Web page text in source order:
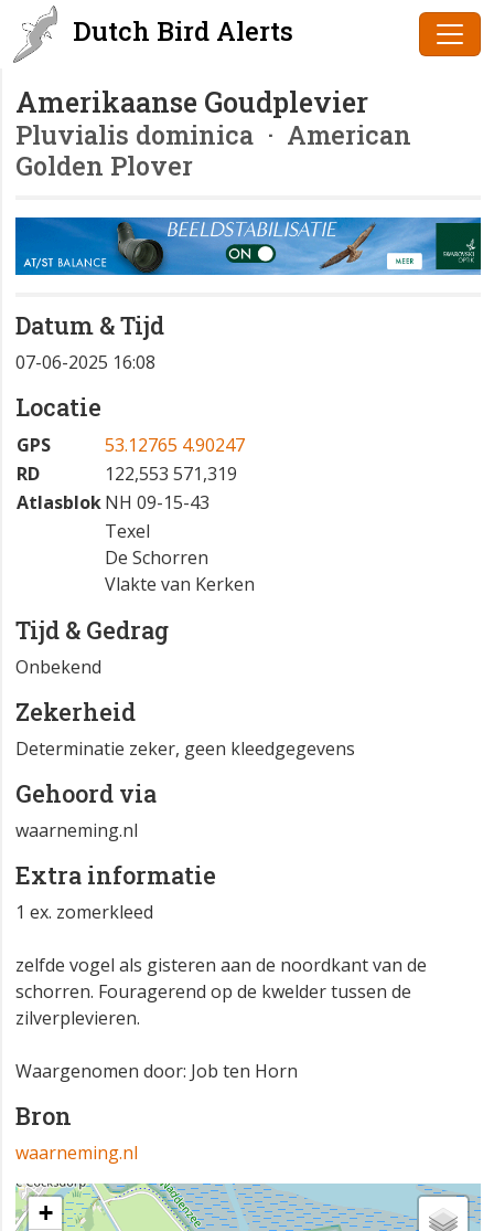
Dutch Bird Alerts
Amerikaanse Goudplevier
Pluvialis dominica · American
Golden Plover
Datum & Tijd
07-06-2025 16:08
Locatie
GPS
53.12765 4.90247
RD
122,553 571,319
AtlasblokNH 09-15-43
Texel
De Schorren
Vlakte van Kerken
Tijd & Gedrag
Onbekend
Zekerheid
Determinatie zeker, geen kleedgegevens
Gehoord via
waarneming.nl
Extra informatie
1 ex. zomerkleed
zelfde vogel als gisteren aan de noordkant van de
schorren. Fouragerend op de kwelder tussen de
zilverplevieren.
Waargenomen door: Job ten Horn
Bron
waarneming.nl
+